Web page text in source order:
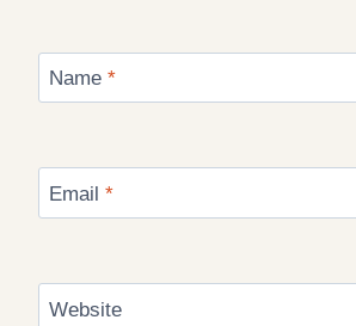
Name *
Email *
Website